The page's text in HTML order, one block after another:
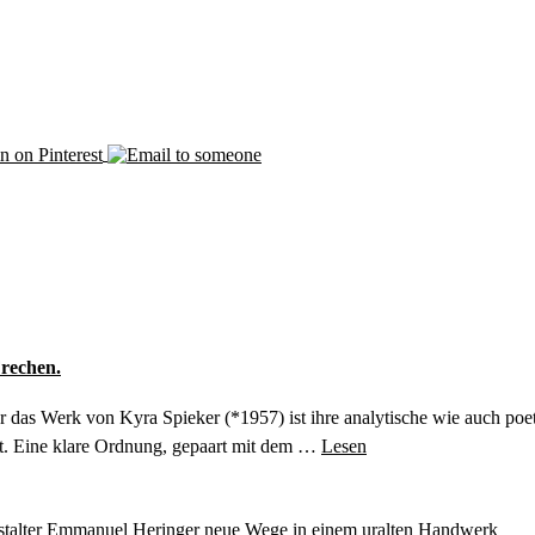
das Werk von Kyra Spieker (*1957) ist ihre analytische wie auch
Eine klare Ordnung, gepaart mit dem … Lesen